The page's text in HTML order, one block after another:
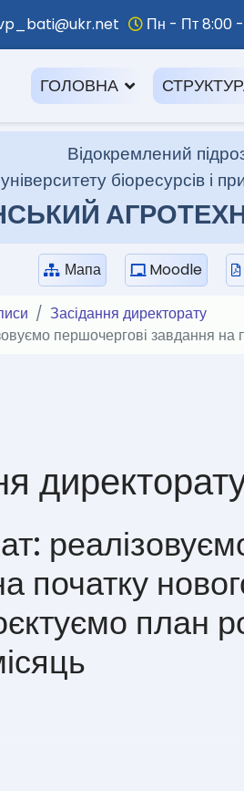
Пн - Пт 8:00 -
ГОЛОВНА
Відокремлений
біоресурсів і
Мапа Moodle
Засідання директорату
першочергові завдання
початку
план